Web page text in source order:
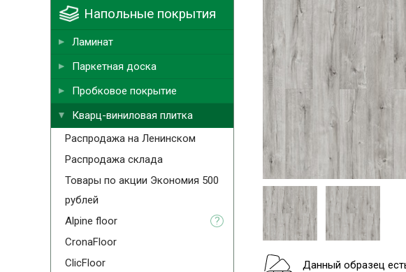
Данный образец
Напольные покрытия
Ламинат
Паркетная доска
Пробковое покрытие
Кварц-виниловая плитка
Распродажа на Ленинском
Распродажа склада
Товары по акции Экономия 500
рублей
Alpine floor
?
CronaFloor
ClicFloor